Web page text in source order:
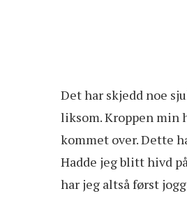
Det har skjedd noe
liksom. Kroppen min
kommet over. Dette
Hadde jeg blitt hivd
har jeg altså først